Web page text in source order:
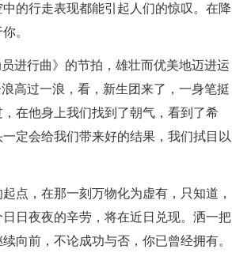
的行走表现都能引起人们的惊叹。在降
。
进行曲》的节拍，雄壮而优美地迈进运
高过一浪，看，新生团来了，一身笔挺
在他身上我们找到了朝气，看到了希
定会给我们带来好的结果，我们拭目以
点，在那一刻万物化为虚有，只知道，
日夜夜的辛劳，将在近日兑现。洒一把
向前，不论成功与否，你已曾经拥有。